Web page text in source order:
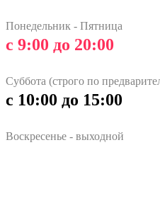
Понедельник - Пятница
с 9:00 до 20:00
Суббота (строго по
с 10:00 до 15:00
Воскресенье - выходной